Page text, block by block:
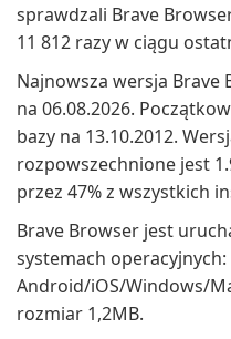
sprawdzali Brave
11 812 razy w ciągu
Najnowsza wersja Brave
na 06.08.2026.
bazy na 13.10.2012.
rozpowszechnione jest
przez 47% z wszystkich
Brave Browser jest
systemach operacyjnych:
Android/iOS/Windows/
rozmiar 1,2MB.